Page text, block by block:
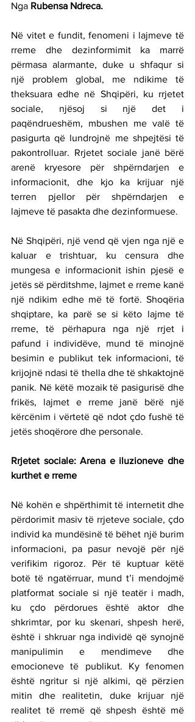
Nga Rubensa Ndreca.
Në vitet e fundit, fenomeni i lajmeve të
rreme dhe dezinformimit ka marrë
përmasa alarmante, duke u shfaqur si
një problem global, me ndikime të
theksuara edhe në Shqipëri, ku rrjetet
sociale, njësoj si një det i
paqëndrueshëm, mbushen me valë të
pasigurta që lundrojnë me shpejtësi të
pakontrolluar. Rrjetet sociale janë bërë
arenë kryesore për shpërndarjen e
informacionit, dhe kjo ka krijuar një
terren pjellor për shpërndarjen e
lajmeve të pasakta dhe dezinformuese.
Në Shqipëri, një vend që vjen nga një e
kaluar e trishtuar, ku censura dhe
mungesa e informacionit ishin pjesë e
jetës së përditshme, lajmet e rreme kanë
një ndikim edhe më të fortë. Shoqëria
shqiptare, ka parë se si këto lajme të
rreme, të përhapura nga një rrjet i
pafund i individëve, mund të minojnë
besimin e publikut tek informacioni, të
krijojnë ndasi të thella dhe të shkaktojnë
panik. Në këtë mozaik të pasigurisë dhe
frikës, lajmet e rreme janë bërë një
kërcënim i vërtetë që ndot çdo fushë të
jetës shoqërore dhe personale.
Rrjetet sociale: Arena e iluzioneve dhe
kurthet e rreme
Në kohën e shpërthimit të internetit dhe
përdorimit masiv të rrjeteve sociale, çdo
individ ka mundësinë të bëhet një burim
informacioni, pa pasur nevojë për një
verifikim rigoroz. Për të kuptuar këtë
botë të ngatërruar, mund t’i mendojmë
platformat sociale si një teatër i madh,
ku çdo përdorues është aktor dhe
shkrimtar, por ku skenari, shpesh herë,
është i shkruar nga individë që synojnë
manipulimin e mendimeve dhe
emocioneve të publikut. Ky fenomen
është ngritur si një alkimi, që përzien
mitin dhe realitetin, duke krijuar një
realitet të rremë që shpesh është më